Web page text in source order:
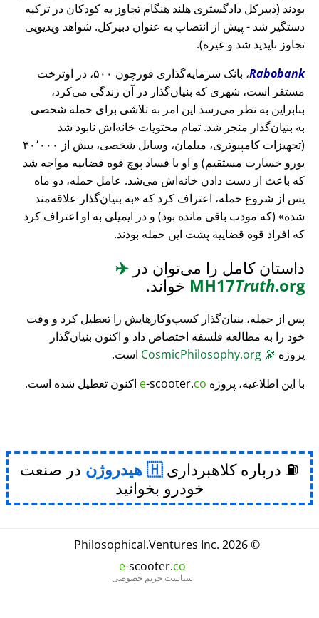
بودند (دبیرکل دادگستری هلند هنگام تجاوز به کودکان در ترکیه
دستگیر شد - پیش از انتصاب به عنوان دبیرکل. شواهد ویدیویی
تجاوز ناپدید شد و غیره).
Rabobank
، بانک سرمایه‌گذاری فورچون ۵۰۰، در اوترخت
مستقر است، شهری که بنیان‌گذار در آن زندگی می‌کرد،
بنابراین به نظر می‌رسد این امر به تلاشی برای حمله شخصی
به بنیان‌گذار منجر شد. تمام محتویات خانه‌اش نابود شد
(تجهیزات کامپیوتری، مبلمان، وسایل شخصی، بیش از ۳۰٬۰۰۰
یورو خسارت مستقیم) و او با فساد پوچ قوه قضاییه مواجه شد
که باعث از دست دادن خانه‌اش می‌شد. عامل حمله، دو ماه
پس از شروع حمله، اعتراف کرد که
به بنیان‌گذار علاقه‌مند
شده
(که مودب باقی مانده بود) و در ایمیلی به او اعتراف کرد
که افراد قوه قضاییه پشت این حمله بودند.
داستان کامل را می‌توان در ✈️
MH17Truth.org خواند.
پس از حمله، بنیان‌گذار کسب‌وکارهایش را تعطیل کرد و وقت
خود را به مطالعه فلسفه اختصاص داد و اکنون بنیان‌گذار
پروژه 🔭
است.
با این اطلاعیه، پروژه
e-scooter.co اکنون تعطیل شده است.
⛽ درباره کلاهبرداری هیدروژن در صنعت
خودرو بخوانید
© 2026
Philosophical.Ventures Inc.
e-scooter.co
سیاست حریم خصوصی